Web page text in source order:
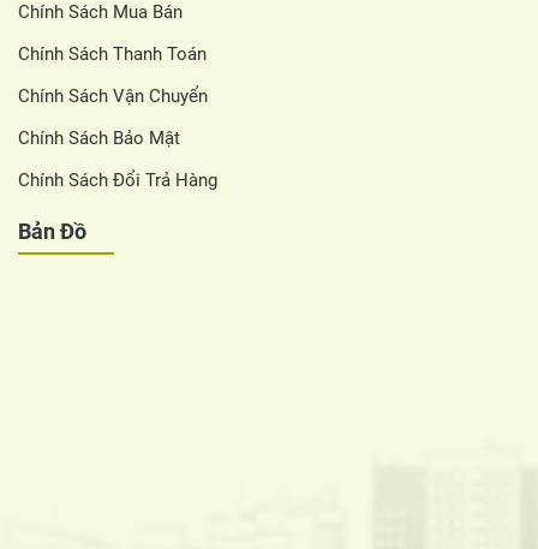
Chính Sách Mua Bán
Chính Sách Thanh Toán
Chính Sách Vận Chuyển
Chính Sách Bảo Mật
Chính Sách Đổi Trả Hàng
Bản Đồ